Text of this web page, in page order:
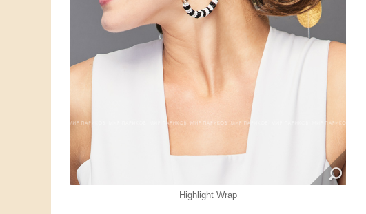
Highlight Wrap